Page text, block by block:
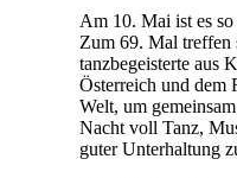
Am 10. Mai ist es
Zum 69. Mal treffen
tanzbegeisterte aus
Österreich und dem
Welt, um
Nacht voll Tanz,
guter Unterhaltung